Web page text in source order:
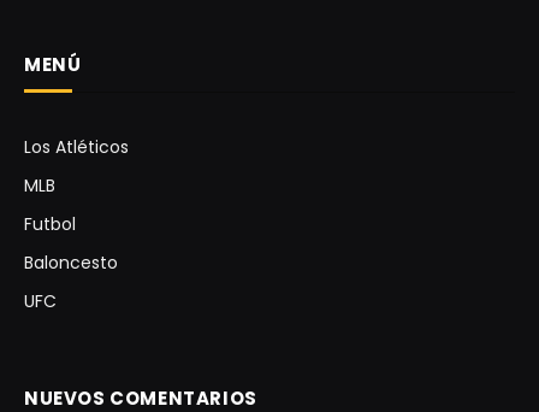
MENÚ
Los Atléticos
MLB
Futbol
Baloncesto
UFC
NUEVOS COMENTARIOS